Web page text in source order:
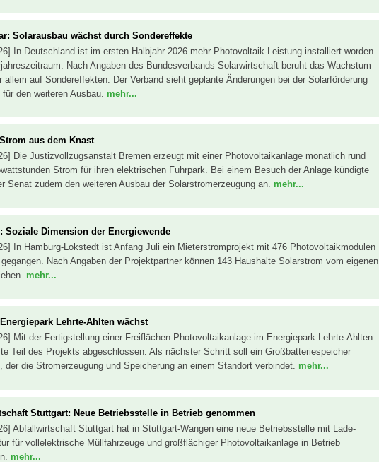
Solarausbau wächst durch Sondereffekte
In Deutschland ist im ersten Halbjahr 2026 mehr Photovoltaik-Leistung installiert worden
Nach Angaben des Bundesverbands Solarwirtschaft beruht das Wachstum
allem auf Sondereffekten. Der Verband sieht geplante Änderungen bei der Solarförderung
den weiteren Ausbau. mehr...
aus dem Knast
Die Justizvollzugsanstalt Bremen erzeugt mit einer Photovoltaikanlage monatlich rund
Strom für ihren elektrischen Fuhrpark. Bei einem Besuch der Anlage kündigte
Senat zudem den weiteren Ausbau der Solarstromerzeugung an. mehr...
Soziale Dimension der Energiewende
In Hamburg-Lokstedt ist Anfang Juli ein Mieterstromprojekt mit 476 Photovoltaikmodulen
Nach Angaben der Projektpartner können 143 Haushalte Solarstrom vom eigenen
mehr...
Lehrte-Ahlten wächst
Mit der Fertigstellung einer Freiflächen-Photovoltaikanlage im Energiepark Lehrte-Ahlten
Teil des Projekts abgeschlossen. Als nächster Schritt soll ein Großbatteriespeicher
der die Stromerzeugung und Speicherung an einem Standort verbindet. mehr...
Stuttgart: Neue Betriebsstelle in Betrieb genommen
Abfallwirtschaft Stuttgart hat in Stuttgart-Wangen eine neue Betriebsstelle mit Lade-
für vollelektrische Müllfahrzeuge und großflächiger Photovoltaikanlage in Betrieb
mehr...